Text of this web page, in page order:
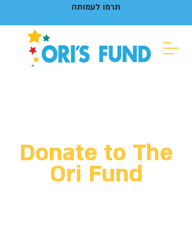
תרמו לעמותה
Donate to The
Ori Fund